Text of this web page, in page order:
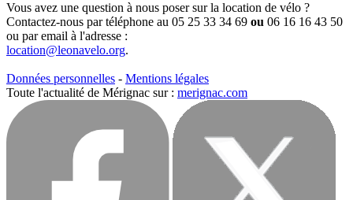
Vous avez une question à nous poser sur la location de vélo ?
Contactez-nous par téléphone au 05 25 33 34 69 ou 06 16 16 43 50
ou par email à l'adresse :
location@leonavelo.org.
Données personnelles - Mentions légales
Toute l'actualité de Mérignac sur : merignac.com